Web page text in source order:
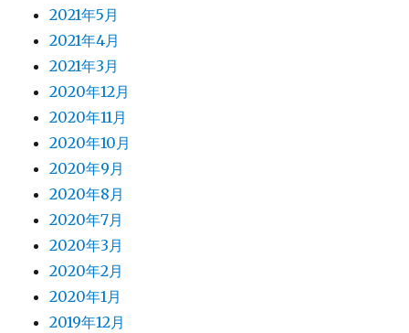
2021年5月
2021年4月
2021年3月
2020年12月
2020年11月
2020年10月
2020年9月
2020年8月
2020年7月
2020年3月
2020年2月
2020年1月
2019年12月